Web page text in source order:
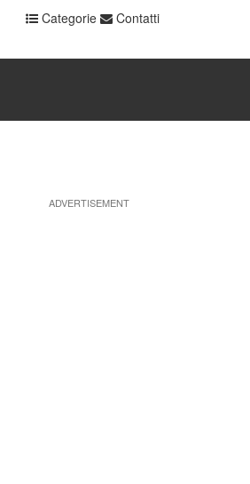
Categorie Contatti
ADVERTISEMENT